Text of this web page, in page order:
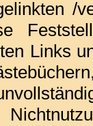
/
Links